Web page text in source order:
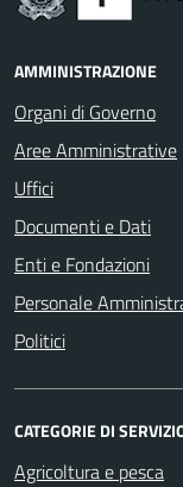
AMMINISTRAZIONE
Organi di Governo
Aree Amministrative
Uffici
Documenti e Dati
Enti e Fondazioni
Personale
Politici
CATEGORIE DI
Agricoltura e pesca